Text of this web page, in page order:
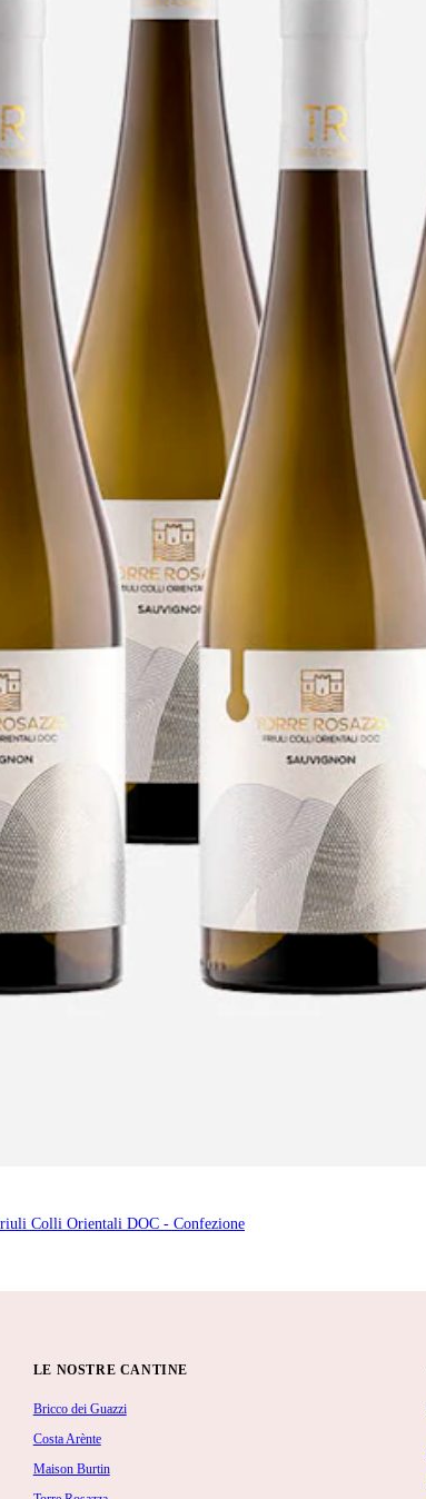
Colli Orientali DOC - Confezione
LE NOSTRE CANTINE
Bricco dei Guazzi
Costa Arènte
Maison Burtin